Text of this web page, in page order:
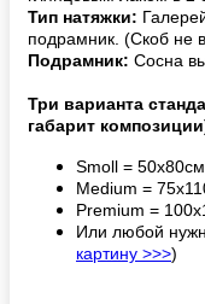
Тип натяжки:
подрамник. (Скоб не
Подрамник: Сосна
Три варианта
габарит
Smoll =
Medium =
Premium =
Или любой
картину >>>)